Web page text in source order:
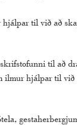
til við að
til að
hjálpar til við